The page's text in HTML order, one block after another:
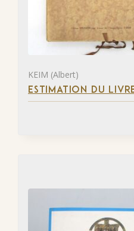
KEIM (Albert)
ESTIMATION DU